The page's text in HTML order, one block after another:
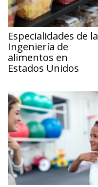
Especialidades de la
Ingeniería de
alimentos en
Estados Unidos